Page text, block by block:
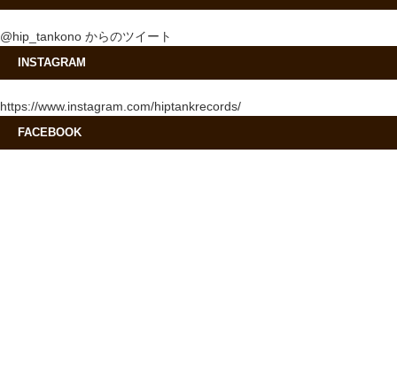
@hip_tankono からのツイート
INSTAGRAM
https://www.instagram.com/hiptankrecords/
FACEBOOK